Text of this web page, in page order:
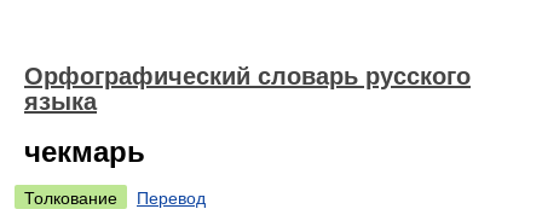
Орфографический словарь русского
языка
чекмарь
Толкование
Перевод